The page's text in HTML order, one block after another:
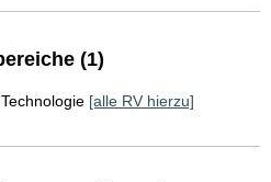
(1)
[alle RV hierzu]